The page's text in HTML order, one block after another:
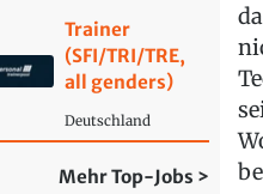
Trainer
(SFI/TRI/TRE,
all genders)
Deutschland
Mehr Top-Jobs >